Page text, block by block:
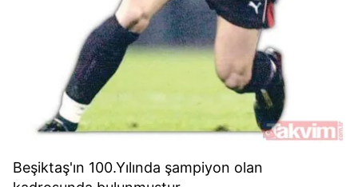
Beşiktaş'ın 100.Yılında şampiyon olan